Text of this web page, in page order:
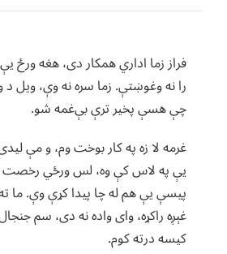
فراز زما اداري همکار دی، هغه
را نه وغوښتې. زما سره نه وې، ویل
چې هسې پخیر ترې بې‌غمه شو.
غرمه لا زه په کار بوخت وم، و مې
یې په لاس کې وه، لس ورځي رخصت
پیسې یې هم له چا پیدا کړې وې. ما
غېږه راکړه، وای واده نه دی، سم
کیسه درته کوم.